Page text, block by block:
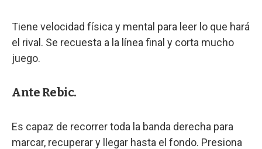
Tiene velocidad física y mental para leer lo que hará
el rival. Se recuesta a la línea final y corta mucho
juego.
Ante Rebic.
Es capaz de recorrer toda la banda derecha para
marcar, recuperar y llegar hasta el fondo. Presiona